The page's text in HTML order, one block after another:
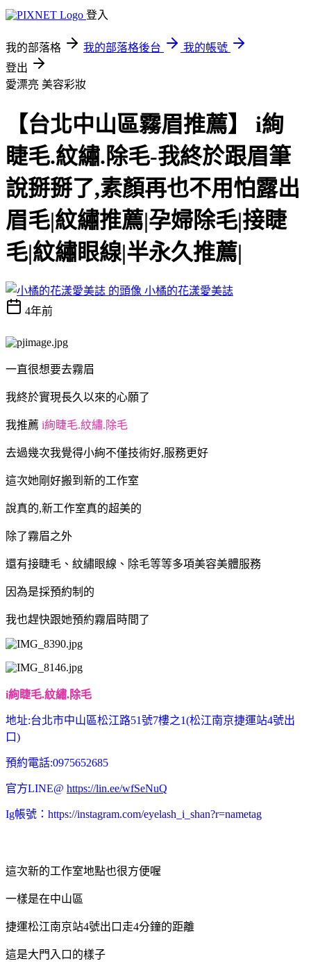
登入
我的部落格 我的部落格後台
我的帳號
登出
愛漂亮 美容彩妝
【台北中山區霧眉推薦】 i絢
睫毛.紋繡.除毛-我終於跟眉筆
說掰掰了,素顏再也不用怕露出
眉毛|紋繡推薦|孕婦除毛|接睫
毛|紋繡眼線|半永久推薦|
小橘的花漾愛美誌
4年前
一直很想要去霧眉
我終於實現長久以來的心願了
我推薦 i絢睫毛.紋繡.除毛
去過幾次我覺得小絢不僅技術好,服務更好
這次她剛好搬到新的工作室
說真的,新工作室真的超美的
除了霧眉之外
還有接睫毛、紋繡眼線、除毛等等多項美容美體服務
因為是採預約制的
我也趕快跟她預約霧眉時間了
i絢睫毛.紋繡.除毛
地址:台北市中山區松江路51號7樓之1(松江南京捷運站4號出
口)
預約電話:0975652685
官方LINE@ https://lin.ee/wfSeNuQ
Ig帳號： https://instagram.com/eyelash_i_shan?r=nametag
這次新的工作室地點也很方便喔
一樣是在中山區
捷運松江南京站4號出口走4分鐘的距離
這是大門入口的樣子